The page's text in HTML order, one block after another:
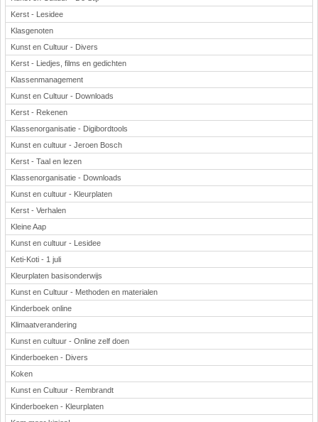
Kerst - Lesidee
Klasgenoten
Kunst en Cultuur - Divers
Kerst - Liedjes, films en gedichten
Klassenmanagement
Kunst en Cultuur - Downloads
Kerst - Rekenen
Klassenorganisatie - Digibordtools
Kunst en cultuur - Jeroen Bosch
Kerst - Taal en lezen
Klassenorganisatie - Downloads
Kunst en cultuur - Kleurplaten
Kerst - Verhalen
Kleine Aap
Kunst en cultuur - Lesidee
Keti-Koti - 1 juli
Kleurplaten basisonderwijs
Kunst en Cultuur - Methoden en materialen
Kinderboek online
Klimaatverandering
Kunst en cultuur - Online zelf doen
Kinderboeken - Divers
Koken
Kunst en Cultuur - Rembrandt
Kinderboeken - Kleurplaten